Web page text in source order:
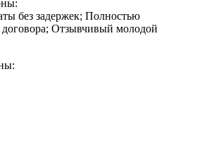
без задержек; Полностью
Отзывчивый молодой